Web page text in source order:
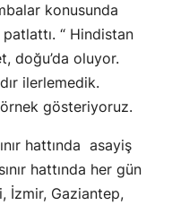
konusunda
“ Hindistan
doğu’da oluyor.
ilerlemedik.
gösteriyoruz.
hattında asayiş
hattında her gün
İzmir, Gaziantep,